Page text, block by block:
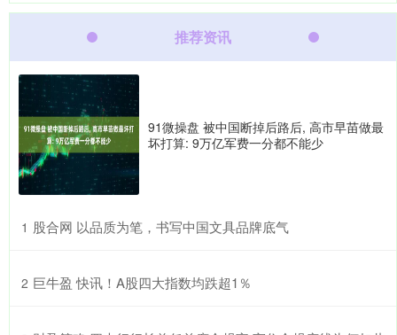
推荐资讯
91微操盘 被中国断掉后路后, 高市早苗做最
坏打算: 9万亿军费一分都不能少
1 ​股合网 以品质为笔，书写中国文具品牌底气
2 ​巨牛盈 快讯！A股四大指数均跌超1％